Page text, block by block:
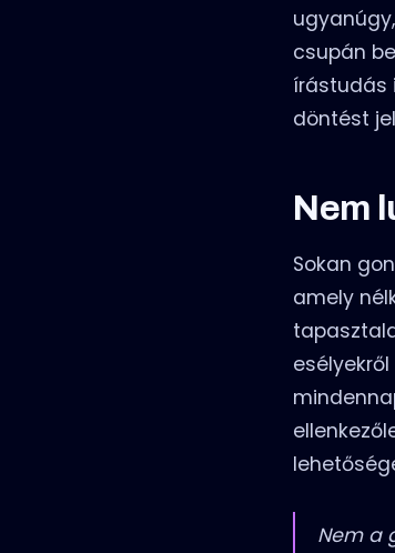
csupán
írástudás
döntést
Nem
Sokan
amely
Nem a